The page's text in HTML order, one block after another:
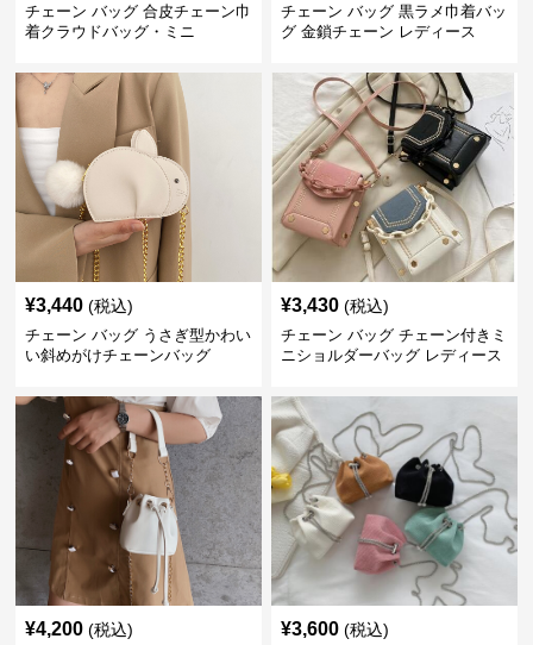
チェーン バッグ 合皮チェーン巾
着クラウドバッグ・ミニ
チェーン バッグ 黒ラメ巾着バッ
グ 金鎖チェーン レディース
¥3,440 (税込)
チェーン バッグ うさぎ型かわい
い斜めがけチェーンバッグ
¥3,430 (税込)
チェーン バッグ チェーン付きミ
ニショルダーバッグ レディース
¥4,200 (税込) ¥3,600 (税込)